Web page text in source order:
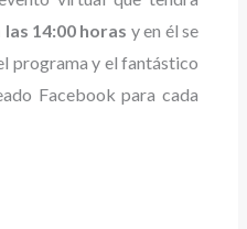
14:00 horas y en él se
programa y el fantástico
Facebook para cada